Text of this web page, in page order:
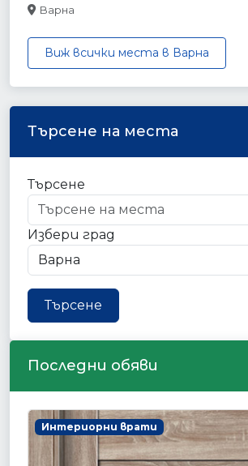
Варна
Виж всички места в Варна
Търсене на места
Търсене
Избери град
Търсене
Последни обяви
Интериорни врати